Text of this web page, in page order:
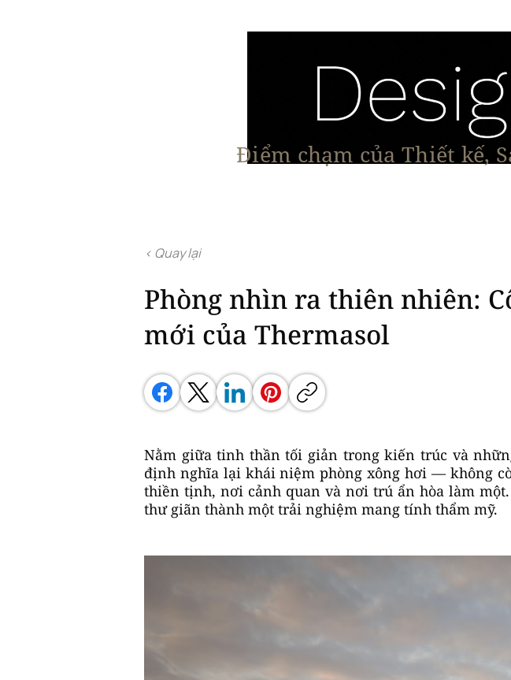
Điểm chạm của Thiết kế,
< Quay lại
Phòng nhìn ra thiên nhiên:
mới của Thermasol
Nằm giữa tinh thần tối giản trong kiến trúc và
định nghĩa lại khái niệm phòng xông hơi — không
thiền tịnh, nơi cảnh quan và nơi trú ẩn hòa làm
thư giãn thành một trải nghiệm mang tính thẩm mỹ.